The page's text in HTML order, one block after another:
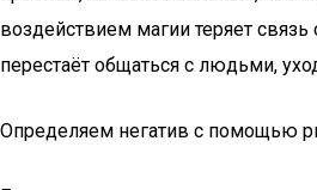
воздействием магии теряет
перестаёт общаться с людьми,
Определяем негатив с помощью